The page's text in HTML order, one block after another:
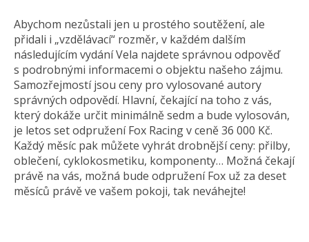
Abychom nezůstali jen u prostého soutěžení, ale
přidali i „vzdělávací“ rozměr, v každém dalším
následujícím vydání Vela najdete správnou odpověď
s podrobnými informacemi o objektu našeho zájmu.
Samozřejmostí jsou ceny pro vylosované autory
správných odpovědí. Hlavní, čekající na toho z vás,
který dokáže určit minimálně sedm a bude vylosován,
je letos set odpružení Fox Racing v ceně 36 000 Kč.
Každý měsíc pak můžete vyhrát drobnější ceny: přilby,
oblečení, cyklokosmetiku, komponenty… Možná čekají
právě na vás, možná bude odpružení Fox už za deset
měsíců právě ve vašem pokoji, tak neváhejte!